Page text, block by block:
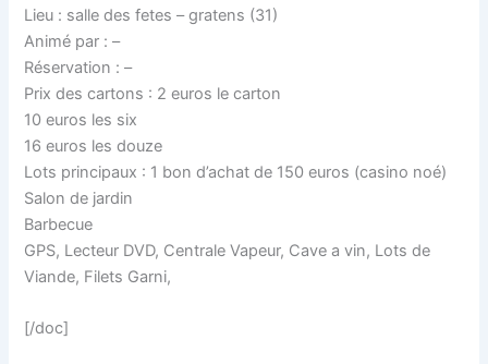
Lieu : salle des fetes – gratens (31)
Animé par : –
Réservation : –
Prix des cartons : 2 euros le carton
10 euros les six
16 euros les douze
Lots principaux : 1 bon d’achat de 150 euros (casino noé)
Salon de jardin
Barbecue
GPS, Lecteur DVD, Centrale Vapeur, Cave a vin, Lots de
Viande, Filets Garni,
[/doc]